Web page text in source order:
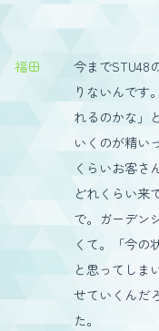
福田
今までSTU48
りないんです
れるのかな」
いくのが精い
くらいお客さ
どれくらい来
で。ガーデン
くて。「今の
と思ってしま
せていくんだ
た。